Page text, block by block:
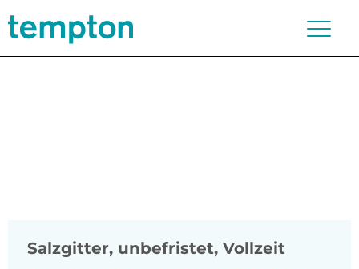
Salzgitter, unbefristet, Vollzeit